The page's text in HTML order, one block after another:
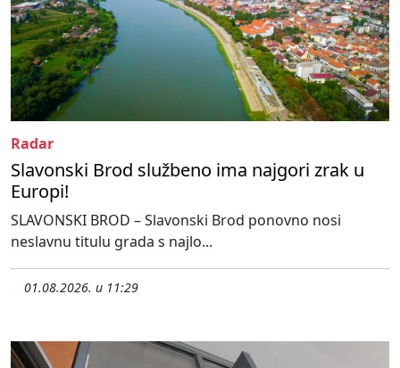
Radar
Slavonski Brod službeno ima najgori zrak u
Europi!
SLAVONSKI BROD – Slavonski Brod ponovno nosi
neslavnu titulu grada s najlo...
01.08.2026. u 11:29